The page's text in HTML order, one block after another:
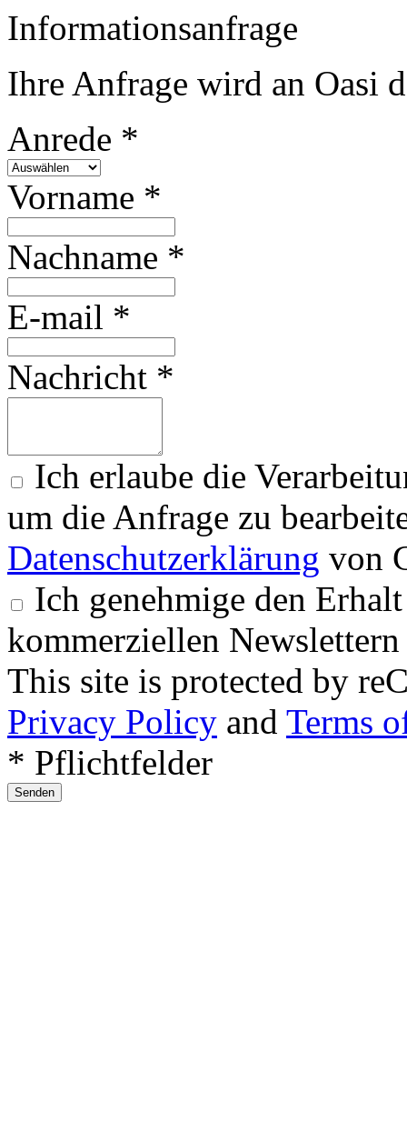
Informationsanfrage
Ihre Anfrage wird an Oasi
Anrede *
Vorname *
Nachname *
E-mail *
Nachricht *
Ich erlaube die
um die Anfrage zu
Datenschutzerklärung von
Ich genehmige den
kommerziellen
This site is protected by
Privacy Policy and Terms
* Pflichtfelder
Senden